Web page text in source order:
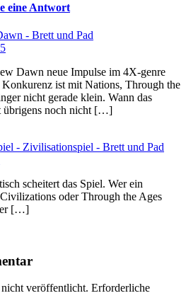
eine Antwort
- Brett und Pad
Dawn neue Impulse im 4X-genre
Konkurenz ist mit Nations, Through the
nicht gerade klein. Wann das
übrigens noch nicht […]
- Zivilisationspiel - Brett und Pad
scheitert das Spiel. Wer ein
oder Through the Ages
[…]
veröffentlicht. Erforderliche